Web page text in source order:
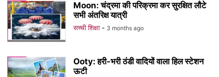
Moon: चंद्रमा की परिक्रमा कर सुरक्षित लौटे
सभी अंतरिक्ष यात्री
सच्ची शिक्षा - 3 months ago
Ooty: हरी-भरी ठंडी वादियों वाला हिल स्टेशन
ऊटी